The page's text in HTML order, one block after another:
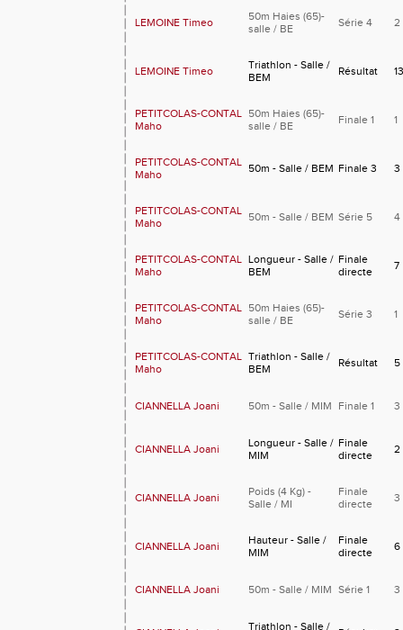
LEMOINE Timeo
50m Haies (65)-
salle / BE
Série 4 2
LEMOINE Timeo
Triathlon - Salle /
BEM
Résultat 13
PETITCOLAS-CONTAL
Maho
50m Haies (65)-
salle / BE
Finale 1 1
PETITCOLAS-CONTAL
Maho
50m - Salle / BEM Finale 3 3
PETITCOLAS-CONTAL
Maho
50m - Salle / BEM Série 5 4
PETITCOLAS-CONTAL
Maho
Longueur - Salle /
BEM
Finale
directe
7
PETITCOLAS-CONTAL
Maho
50m Haies (65)-
salle / BE
Série 3 1
PETITCOLAS-CONTAL
Maho
Triathlon - Salle /
BEM
Résultat 5
CIANNELLA Joani 50m - Salle / MIM Finale 1 3
CIANNELLA Joani
Longueur - Salle /
MIM
Finale
directe
2
CIANNELLA Joani
Poids (4 Kg) -
Salle / MI
Finale
directe
3
CIANNELLA Joani
Hauteur - Salle /
MIM
Finale
directe
6
CIANNELLA Joani 50m - Salle / MIM Série 1 3
Triathlon - Salle /